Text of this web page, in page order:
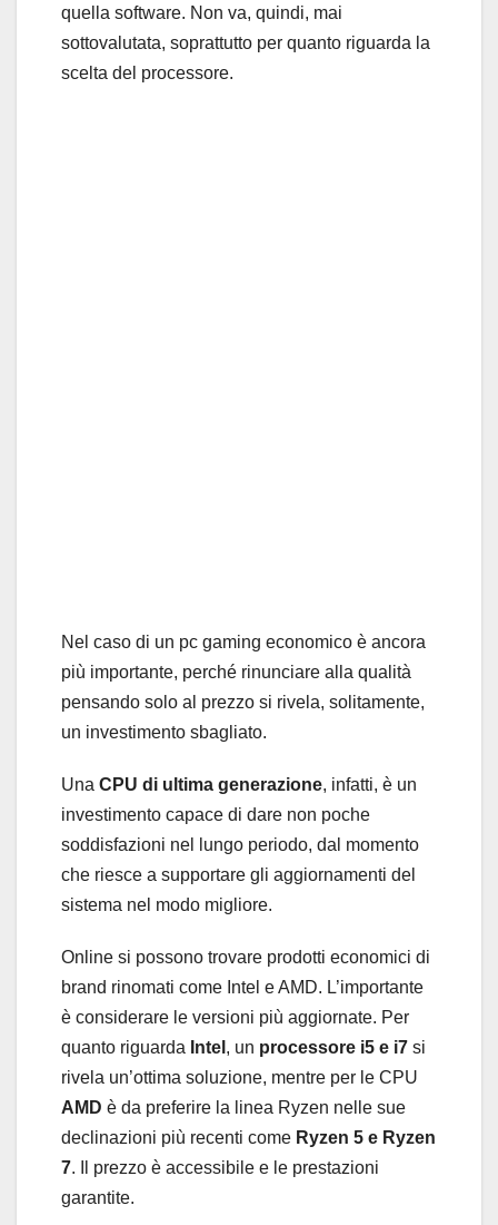
quella software. Non va, quindi, mai
sottovalutata, soprattutto per quanto riguarda la
scelta del processore.
Nel caso di un pc gaming economico è ancora
più importante, perché rinunciare alla qualità
pensando solo al prezzo si rivela, solitamente,
un investimento sbagliato.
Una CPU di ultima generazione, infatti, è un
investimento capace di dare non poche
soddisfazioni nel lungo periodo, dal momento
che riesce a supportare gli aggiornamenti del
sistema nel modo migliore.
Online si possono trovare prodotti economici di
brand rinomati come Intel e AMD. L’importante
è considerare le versioni più aggiornate. Per
quanto riguarda Intel , un processore i5 e i7 si
rivela un’ottima soluzione, mentre per le CPU
AMD è da preferire la linea Ryzen nelle sue
declinazioni più recenti come Ryzen 5 e Ryzen
7. Il prezzo è accessibile e le prestazioni
garantite.